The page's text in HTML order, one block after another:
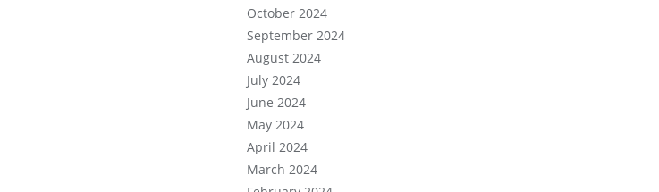
October 2024
September 2024
August 2024
July 2024
June 2024
May 2024
April 2024
March 2024